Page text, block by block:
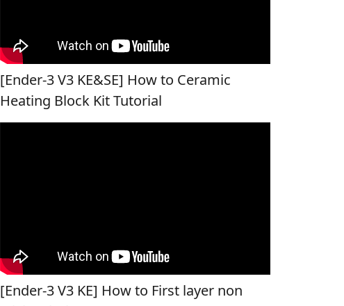
[Ender-3 V3 KE&SE] How to Ceramic
Heating Block Kit Tutorial
[Ender-3 V3 KE] How to First layer non